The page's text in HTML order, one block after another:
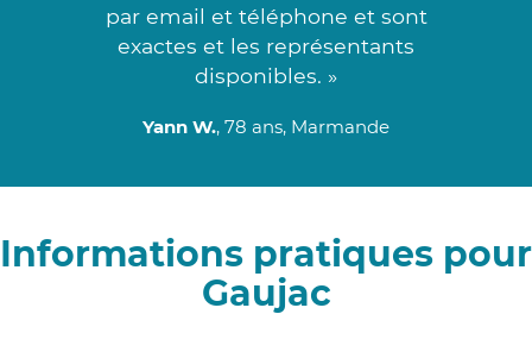
par email et téléphone et sont
exactes et les représentants
disponibles. »
Yann W., 78 ans, Marmande
Informations pratiques pour
Gaujac